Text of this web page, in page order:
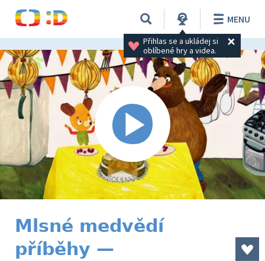
Přihlas se a ukládej si
oblíbené hry a videa.
MENU
Mlsné medvědí
příběhy —